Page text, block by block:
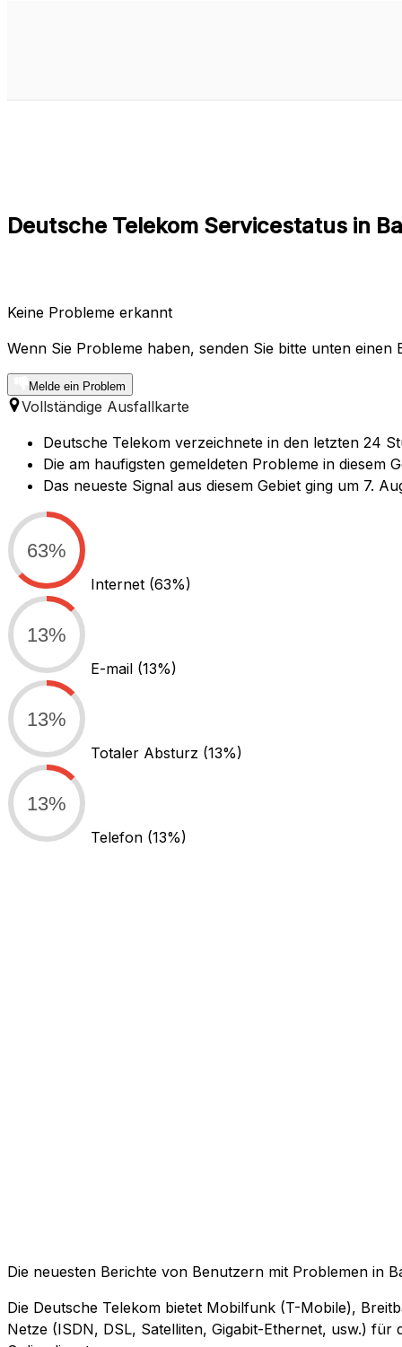
Deutsche Telekom Servicestatus in
Keine Probleme erkannt
Wenn Sie Probleme haben, senden Sie bitte unten einen
Melde ein Problem
Vollständige Ausfallkarte
Deutsche Telekom verzeichnete in den letzten 24
Die am haufigsten gemeldeten Probleme in
Das neueste Signal aus diesem Gebiet ging um 7.
63%
Internet (63%)
13%
E-mail (13%)
13%
Totaler Absturz (13%)
13%
Telefon (13%)
Die neuesten Berichte von Benutzern mit Problemen in
Die Deutsche Telekom bietet Mobilfunk (T-Mobile),
Netze (ISDN, DSL, Satelliten, Gigabit-Ethernet, usw.)